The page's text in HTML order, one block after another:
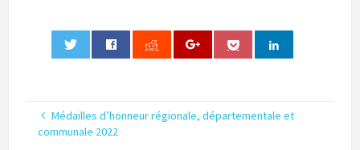
Médailles d’honneur régionale, départementale et
communale 2022